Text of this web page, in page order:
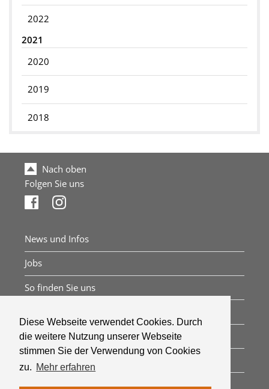
Diese Webseite verwendet Cookies. Durch
die weitere Nutzung unserer Webseite
stimmen Sie der Verwendung von Cookies
zu. Mehr erfahren
2022
2021
2020
2019
2018
Nach oben
Folgen Sie uns
News und Infos
Jobs
So finden Sie uns
Datenschutz
Sitemap